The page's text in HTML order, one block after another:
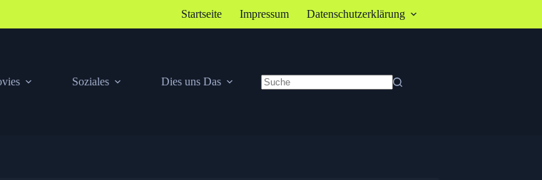
Startseite Impressum Datenschutzerklärung
Soziales
Dies uns Das